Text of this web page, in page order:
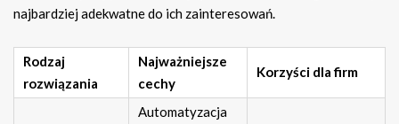
najbardziej adekwatne do ich zainteresowań.
Rodzaj
rozwiązania
Najważniejsze
cechy
Korzyści dla firm
Automatyzacja